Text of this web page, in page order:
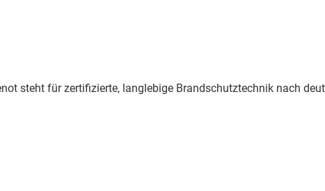
steht für zertifizierte, langlebige Brandschutztechnik nach